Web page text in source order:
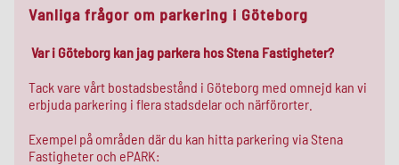
Vanliga frågor om parkering i Göteborg
Var i Göteborg kan jag parkera hos Stena Fastigheter?
Tack vare vårt bostadsbestånd i Göteborg med omnejd kan vi
erbjuda parkering i flera stadsdelar och närförorter.
Exempel på områden där du kan hitta parkering via Stena
Fastigheter och ePARK: